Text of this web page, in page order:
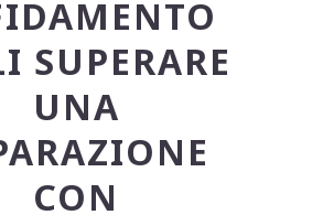
SUPERARE
UNA
CON